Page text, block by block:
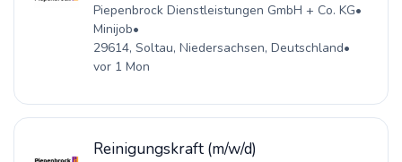
Piepenbrock Dienstleistungen GmbH + Co. KG•
Minijob•
29614, Soltau, Niedersachsen, Deutschland•
vor 1 Mon
Reinigungskraft (m/w/d)